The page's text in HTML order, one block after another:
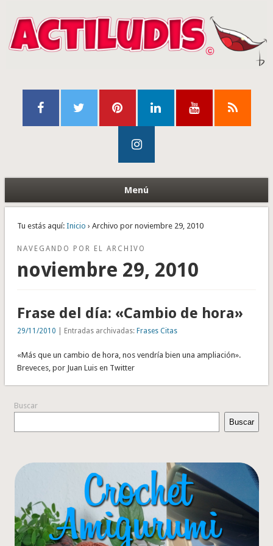
Menú
Tu estás aquí: Inicio › Archivo por noviembre 29, 2010
NAVEGANDO POR EL ARCHIVO
noviembre 29, 2010
Frase del día: «Cambio de hora»
29/11/2010 | Entradas archivadas: Frases Citas
«Más que un cambio de hora, nos vendría bien una ampliación».
Breveces, por Juan Luis en Twitter
Buscar
Buscar